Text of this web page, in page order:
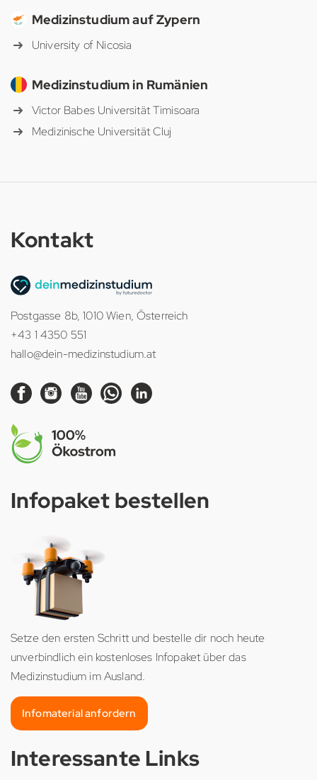
Medizinstudium auf Zypern
University of Nicosia
Medizinstudium in Rumänien
Victor Babes Universität Timisoara
Medizinische Universität Cluj
Kontakt
Postgasse 8b, 1010 Wien, Österreich
+43 1 4350 551
hallo@dein-medizinstudium.at
Infopaket bestellen
Setze den ersten Schritt und bestelle dir noch heute
unverbindlich ein kostenloses Infopaket über das
Medizinstudium im Ausland.
Infomaterial anfordern
Interessante Links